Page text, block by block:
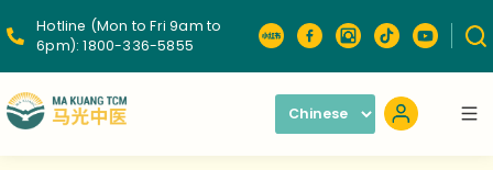
Hotline (Mon to Fri 9am to
6pm): 1800-336-5855